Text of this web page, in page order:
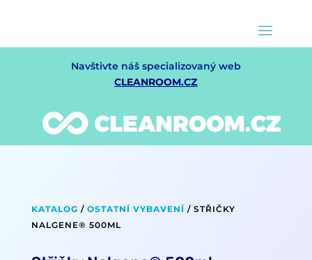
Navštivte náš specializovaný web
CLEANROOM.CZ
KATALOG / OSTATNÍ VYBAVENÍ/ STŘIČKY
NALGENE® 500ML